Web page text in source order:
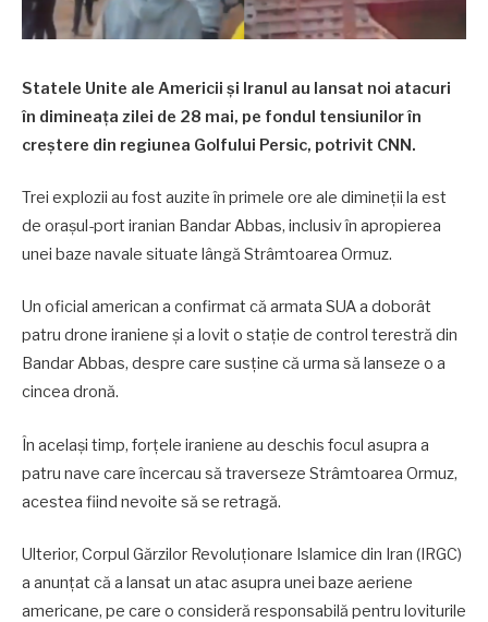
Statele Unite ale Americii și Iranul au lansat noi atacuri
în dimineața zilei de 28 mai, pe fondul tensiunilor în
creștere din regiunea Golfului Persic, potrivit CNN.
Trei explozii au fost auzite în primele ore ale dimineții la est
de orașul-port iranian Bandar Abbas, inclusiv în apropierea
unei baze navale situate lângă Strâmtoarea Ormuz.
Un oficial american a confirmat că armata SUA a doborât
patru drone iraniene și a lovit o stație de control terestră din
Bandar Abbas, despre care susține că urma să lanseze o a
cincea dronă.
În același timp, forțele iraniene au deschis focul asupra a
patru nave care încercau să traverseze Strâmtoarea Ormuz,
acestea fiind nevoite să se retragă.
Ulterior, Corpul Gărzilor Revoluționare Islamice din Iran (IRGC)
a anunțat că a lansat un atac asupra unei baze aeriene
americane, pe care o consideră responsabilă pentru loviturile